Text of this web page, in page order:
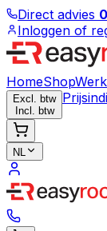
Direct advies
Inloggen of
HomeShop
Excl. btw
Incl. btw
NL